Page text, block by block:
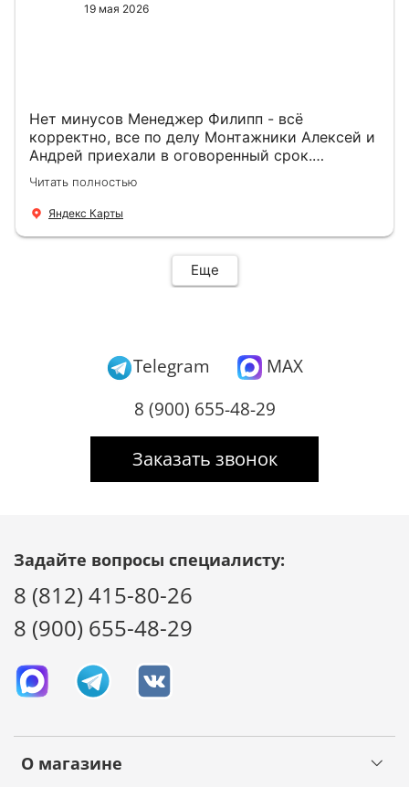
19 мая 2026
Нет минусов Менеджер Филипп - всё
корректно, все по делу Монтажники Алексей и
Андрей приехали в оговоренный срок.
Демонтировали старую дверь и установили
новую буквально за час Быстро и качественно
+ нормальные цены Всем большое спасибо
Читать полностью
Яндекс Карты
Еще
Telegram
MAX
8 (900) 655-48-29
Заказать звонок
О магазине
Задайте вопросы специалисту:
8 (812) 415-80-26
8 (900) 655-48-29